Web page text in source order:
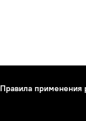
Правила применения